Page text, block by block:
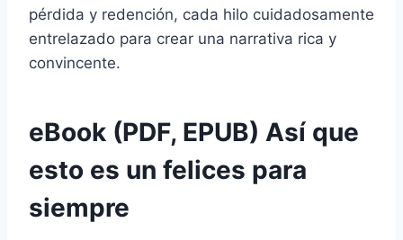
pérdida y redención, cada hilo cuidadosamente
entrelazado para crear una narrativa rica y
convincente.
eBook (PDF, EPUB) Así que
esto es un felices para
siempre